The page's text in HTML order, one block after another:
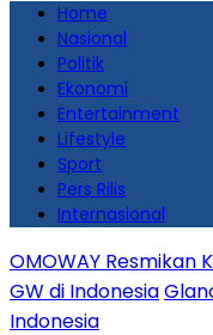
Home
Nasional
Politik
Ekonomi
Entertainment
Lifestyle
Sport
Pers Rilis
Internasional
OMOWAY Resmikan
GW di Indonesia
Indonesia